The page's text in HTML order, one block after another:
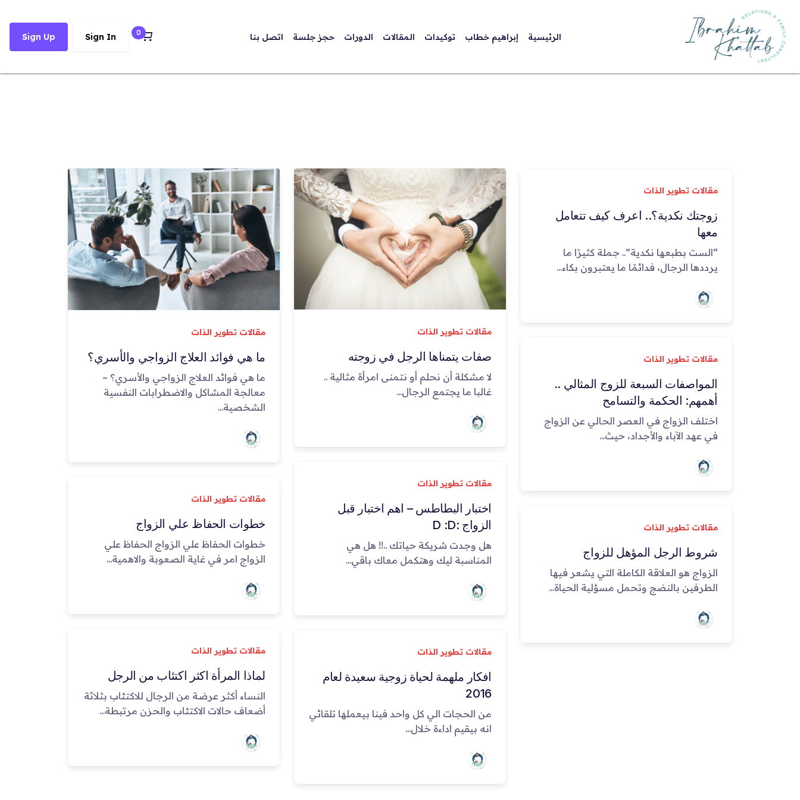
الرئيسية إبراهيم خطاب توكيدات المقالات الدورات حجز جلسة اتصل بنا 0
Sign In
Sign Up
مقالات تطوير الذات
ما هي فوائد العلاج الزواجي والأسري؟
ما هي فوائد العلاج الزواجي والأسري؟ –
معالجة المشاكل والاضطرابات النفسية
الشخصية...
مقالات تطوير الذات
صفات يتمناها الرجل في زوجته
لا مشكلة أن نحلم أو نتمنى امرأة مثالية ..
غالبا ما يجتمع الرجال...
مقالات تطوير الذات
زوجتك نكدية؟.. اعرف كيف تتعامل
معها
“الست بطبعها نكدية”.. جملة كثيرًا ما
يرددها الرجال، فدائمًا ما يعتبرون بكاء...
مقالات تطوير الذات
المواصفات السبعة للزوج المثالي ..
أهمهم: الحكمة والتسامح
اختلف الزواج في العصر الحالي عن الزواج
في عهد الآباء والأجداد، حيث...
مقالات تطوير الذات
اختبار البطاطس – اهم اختبار قبل
الزواج :D :D
هل وجدت شريكة حياتك ..!! هل هي
المناسبة ليك وهتكمل معاك باقي...
مقالات تطوير الذات
خطوات الحفاظ علي الزواج
خطوات الحفاظ علي الزواج الحفاظ علي
الزواج امر في غاية الصعوبة والاهمية...
مقالات تطوير الذات
شروط الرجل المؤهل للزواج
الزواج هو العلاقة الكاملة التي يشعر فيها
الطرفين بالنضج وتحمل مسؤلية الحياة...
مقالات تطوير الذات
لماذا المرأة اكثر اكتئاب من الرجل
النساء أكثر عرضة من الرجال للاكتئاب بثلاثة
أضعاف حالات الاكتئاب والحزن مرتبطة...
مقالات تطوير الذات
افكار ملهمة لحياة زوجية سعيدة لعام
2016
من الحجات الي كل واحد فينا بيعملها تلقائي
انه بيقيم اداءة خلال...